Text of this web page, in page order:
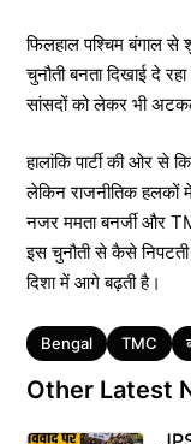
फिलहाल पश्चिम बंगाल
चुनौती बनता दिखाई दे
सांसदों को लेकर भी
हालांकि पार्टी की ओर से
लेकिन राजनीतिक हलकों में
नजर ममता बनर्जी और
इस चुनौती से कैसे
दिशा में आगे बढ़ती है।
Tags
Bengal TMC
Other Latest